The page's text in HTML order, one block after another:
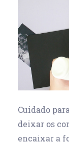
Cuidado
deixar os
encaixar a